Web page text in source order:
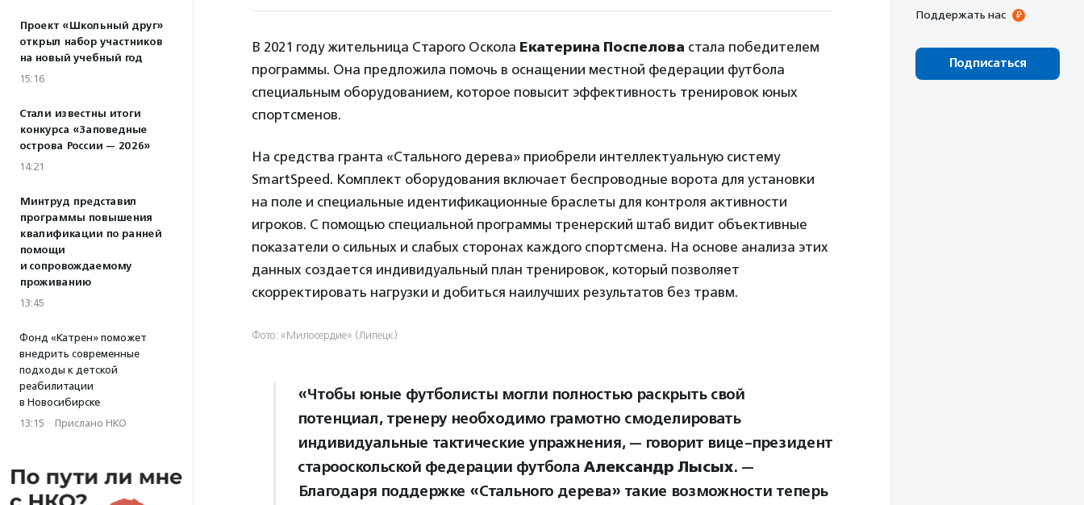
Проект «Школьный друг»
открыл набор участников
на новый учебный год
15:16
Стали известны итоги
конкурса «Заповедные
острова России — 2026»
14:21
Минтруд представил
программы повышения
квалификации по ранней
помощи
и сопровождаемому
проживанию
13:45
Фонд «Катрен» поможет
внедрить современные
подходы к детской
реабилитации
в Новосибирске
13:15 · Прислано НКО
В 2021 году жительница Старого Оскола Екатерина Поспелова стала победителем
программы. Она предложила помочь в оснащении местной федерации футбола
специальным оборудованием, которое повысит эффективность тренировок юных
спортсменов.
На средства гранта «Стального дерева» приобрели интеллектуальную систему
SmartSpeed. Комплект оборудования включает беспроводные ворота для установки
на поле и специальные идентификационные браслеты для контроля активности
игроков. С помощью специальной программы тренерский штаб видит объективные
показатели о сильных и слабых сторонах каждого спортсмена. На основе анализа этих
данных создается индивидуальный план тренировок, который позволяет
скорректировать нагрузки и добиться наилучших результатов без травм.
Фото: «Милосердие» (Липецк)
«Чтобы юные футболисты могли полностью раскрыть свой
потенциал, тренеру необходимо грамотно смоделировать
индивидуальные тактические упражнения, — говорит вице-президент
старооскольской федерации футбола Александр Лысых. —
Благодаря поддержке «Стального дерева» такие возможности теперь
Поддержать нас
Подписаться